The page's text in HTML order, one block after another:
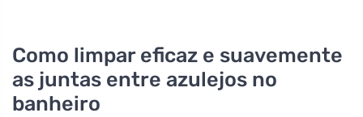
Como limpar eficaz e suavemente
as juntas entre azulejos no
banheiro